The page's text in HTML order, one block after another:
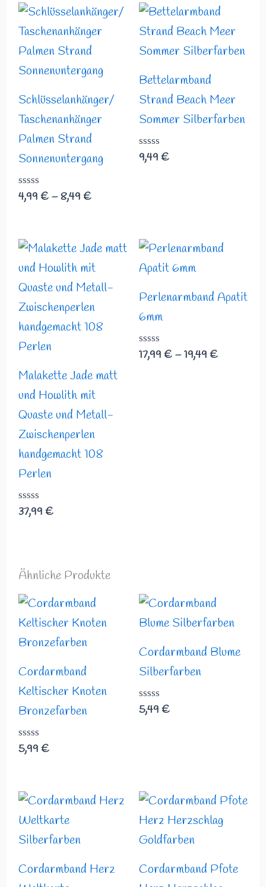
Schlüsselanhänger/
Taschenanhänger
Palmen Strand
Sonnenuntergang
Bewertet
mit
4,99 € –8,49 €
Preisspanne:
4,99 €
bis
8,49 €
Bettelarmband
Strand Beach Meer
Sommer Silberfarben
Bewertet
mit
9,49 €
Malakette Jade matt
und Howlith mit
Quaste und Metall-
Zwischenperlen
handgemacht 108
Perlen
Bewertet
mit
37,99 €
Perlenarmband Apatit
6mm
Bewertet
mit
17,99 € –19,49 €
Ähnliche Produkte
Cordarmband
Keltischer Knoten
Bronzefarben
Bewertet
mit
5,99 €
Cordarmband Blume
Silberfarben
Bewertet
mit
5,49 €
Cordarmband Herz
Cordarmband Pfote